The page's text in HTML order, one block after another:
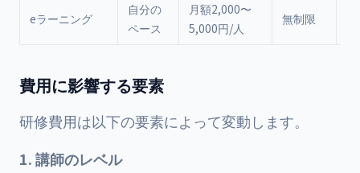
eラーニング
自分の
ペース
月額2,000〜
5,000円/人
無制限
費用に影響する要素
研修費用は以下の要素によって変動します。
1. 講師のレベル